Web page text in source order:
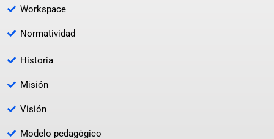
Workspace
Normatividad
Historia
Misión
Visión
Modelo pedagógico